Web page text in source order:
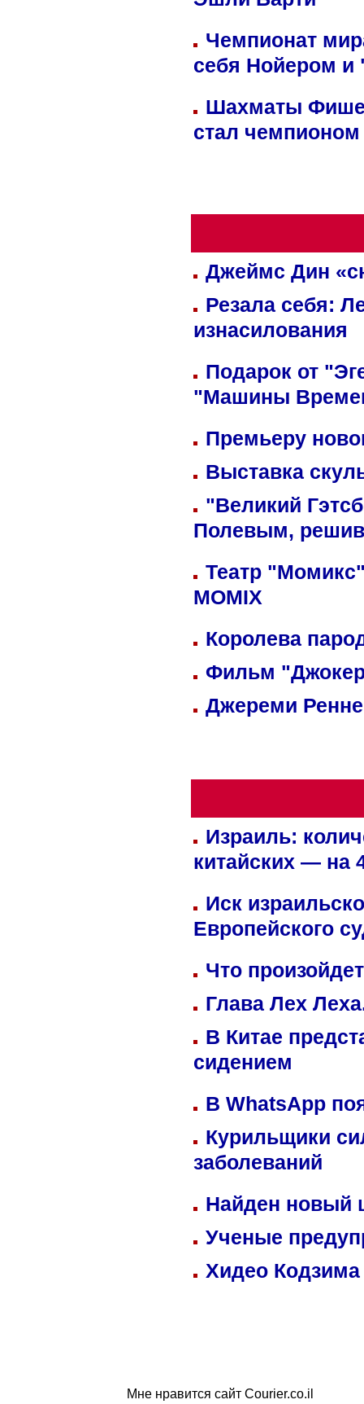
Чемпионат
себя Нойером и
Шахматы
стал
Джеймс Дин
Резала себя:
изнасилования
Подарок от
"Машины
Премьеру
Выставка
"Великий
Полевым,
Театр
MOMIX
Королева
Фильм
Джереми
Израиль:
китайских — на
Иск
Европейского
Что
Глава Лех
В Китае
сидением
В WhatsApp
Курильщики
заболеваний
Найден
Ученые
Хидео
Мне нравится сайт Courier.co.il